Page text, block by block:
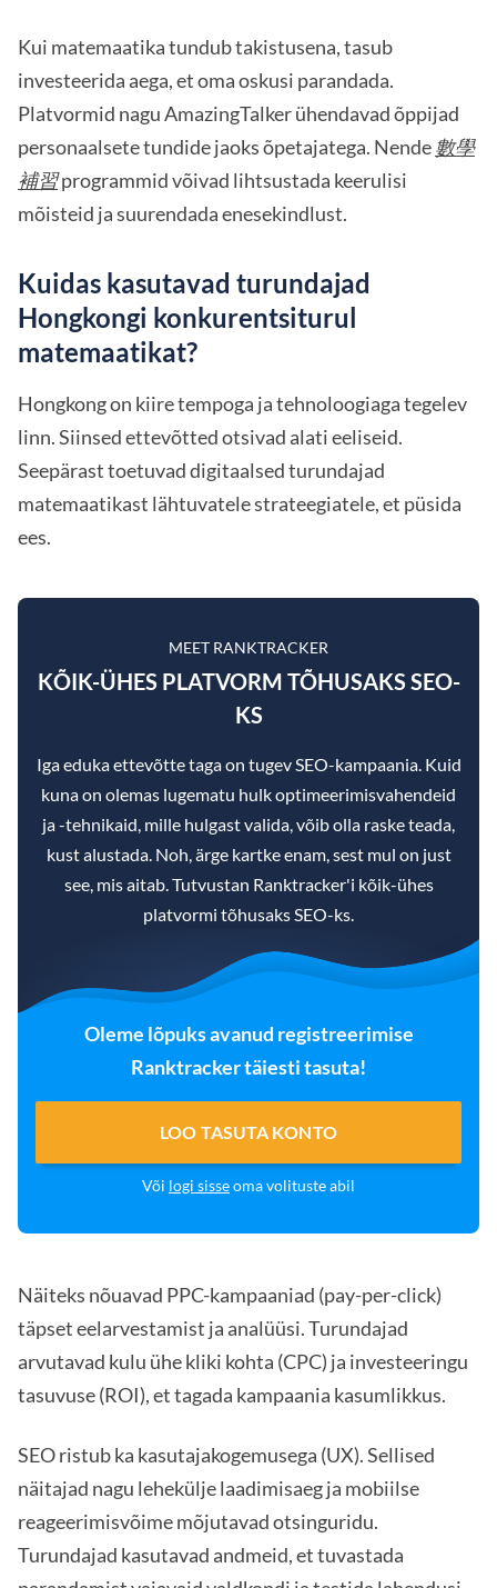
Kui matemaatika tundub takistusena, tasub
investeerida aega, et oma oskusi parandada.
Platvormid nagu AmazingTalker ühendavad õppijad
personaalsete tundide jaoks õpetajatega. Nende數學
補習programmid võivad lihtsustada keerulisi
mõisteid ja suurendada enesekindlust.
Kuidas kasutavad turundajad
Hongkongi konkurentsiturul
matemaatikat?
Hongkong on kiire tempoga ja tehnoloogiaga tegelev
linn. Siinsed ettevõtted otsivad alati eeliseid.
Seepärast toetuvad digitaalsed turundajad
matemaatikast lähtuvatele strateegiatele, et püsida
ees.
MEET RANKTRACKER
KÕIK-ÜHES PLATVORM TÕHUSAKS SEO-
KS
Iga eduka ettevõtte taga on tugev SEO-kampaania. Kuid
kuna on olemas lugematu hulk optimeerimisvahendeid
ja -tehnikaid, mille hulgast valida, võib olla raske teada,
kust alustada. Noh, ärge kartke enam, sest mul on just
see, mis aitab. Tutvustan Ranktracker'i kõik-ühes
platvormi tõhusaks SEO-ks.
Oleme lõpuks avanud registreerimise
Ranktracker täiesti tasuta!
LOO TASUTA KONTO
Või logi sisseoma volituste abil
Näiteks nõuavad PPC-kampaaniad (pay-per-click)
täpset eelarvestamist ja analüüsi. Turundajad
arvutavad kulu ühe kliki kohta (CPC) ja investeeringu
tasuvuse (ROI), et tagada kampaania kasumlikkus.
SEO ristub ka kasutajakogemusega (UX). Sellised
näitajad nagu lehekülje laadimisaeg ja mobiilse
reageerimisvõime mõjutavad otsinguridu.
Turundajad kasutavad andmeid, et tuvastada